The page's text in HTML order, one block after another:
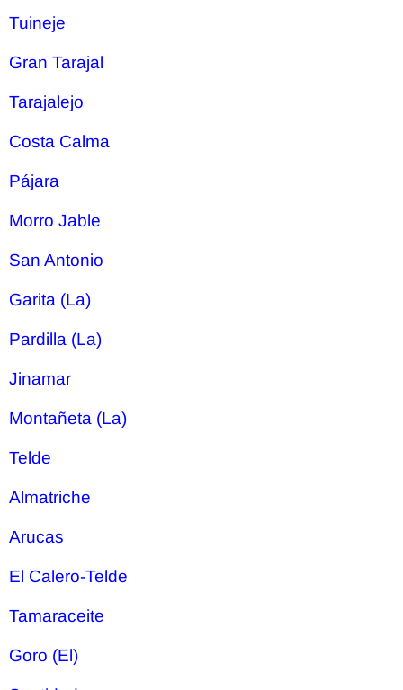
Tuineje
Gran Tarajal
Tarajalejo
Costa Calma
Pájara
Morro Jable
San Antonio
Garita (La)
Pardilla (La)
Jinamar
Montañeta (La)
Telde
Almatriche
Arucas
El Calero-Telde
Tamaraceite
Goro (El)